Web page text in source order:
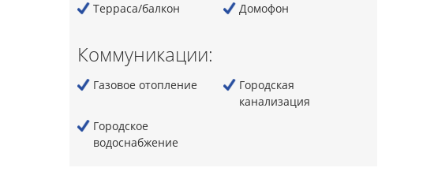
Терраса/балкон
Домофон
Коммуникации:
Газовое отопление
Городская
канализация
Городскoe
водоснабжение